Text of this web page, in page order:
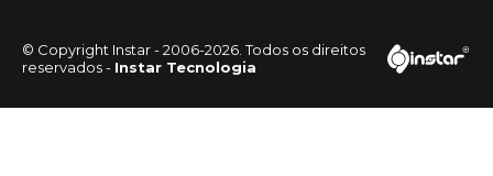
© Copyright Instar - 2006-2026. Todos os direitos
reservados - Instar Tecnologia